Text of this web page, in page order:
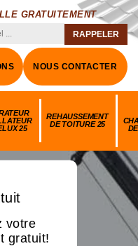
GRATUITEMENT
NOUS CONTACTER
25
REHAUSSEMENT
DE TOITURE 25
votre
gratuit!